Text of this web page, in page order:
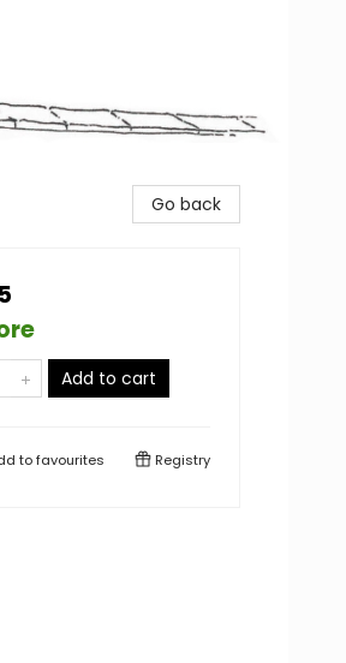
Go back
Add to cart
tofavourites Registry